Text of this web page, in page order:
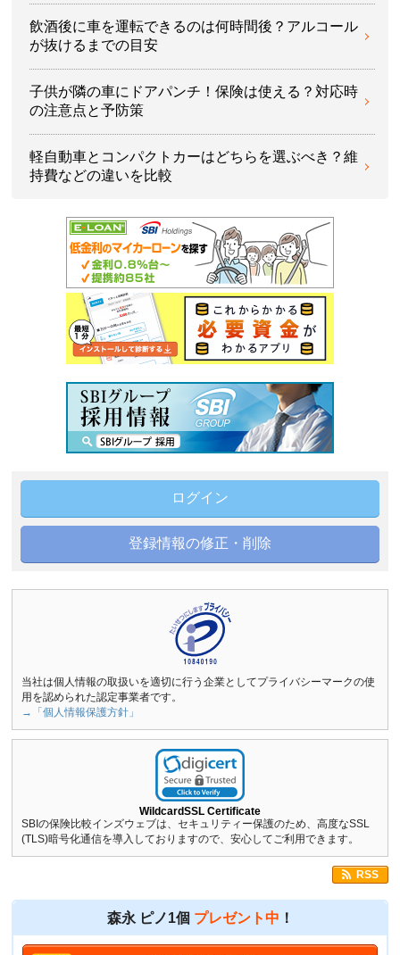
飲酒後に車を運転できるのは何時間後？アルコール
が抜けるまでの目安
子供が隣の車にドアパンチ！保険は使える？対応時
の注意点と予防策
軽自動車とコンパクトカーはどちらを選ぶべき？維
持費などの違いを比較
ログイン
登録情報の修正・削除
当社は個人情報の取扱いを適切に行う企業としてプライバシーマークの使
用を認められた認定事業者です。
→「個人情報保護方針」
WildcardSSL Certificate
SBIの保険比較インズウェブは、セキュリティー保護のため、高度なSSL
(TLS)暗号化通信を導入しておりますので、安心してご利用できます。
RSS
森永 ピノ1個 プレゼント中 ！